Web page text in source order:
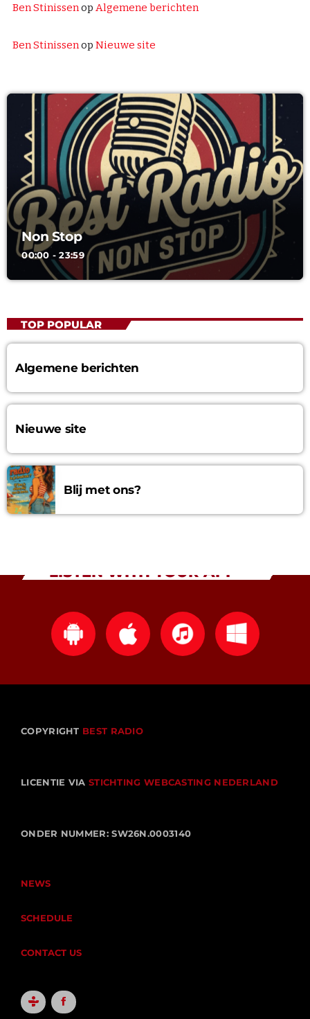
Ben Stinissenop Algemene berichten
Ben Stinissenop Nieuwe site
Non Stop
00:00 - 23:59
TOP POPULAR
Algemene berichten
Nieuwe site
Blij met ons?
LISTEN WITH YOUR APP
COPYRIGHT BEST RADIO
LICENTIE VIA STICHTING WEBCASTING NEDERLAND
ONDER NUMMER: SW26N.0003140
NEWS
SCHEDULE
CONTACT US